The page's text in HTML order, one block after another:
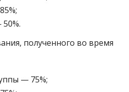
полученного во время
— 75%;